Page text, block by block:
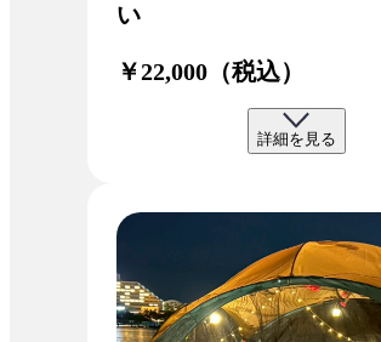
い
￥22,000（税込）
詳細を見る